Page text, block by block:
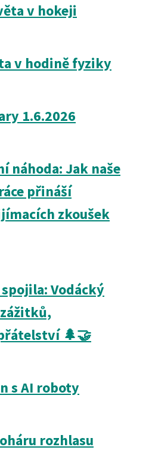
v hokeji
v hodině fyziky
1.6.2026
náhoda: Jak naše
přináší
zkoušek
Vodácký
🌲🤝
s AI roboty
rozhlasu